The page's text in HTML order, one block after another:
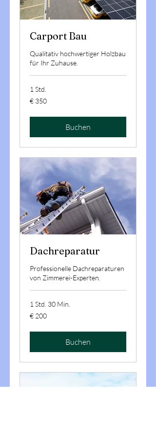
Carport Bau
Qualitativ hochwertiger Holzbau
für Ihr Zuhause.
1 Std.
350
Euro
€ 350
Buchen
Dachreparatur
Professionelle Dachreparaturen
von Zimmerei-Experten.
1 Std. 30 Min.
200
Euro
€ 200
Buchen